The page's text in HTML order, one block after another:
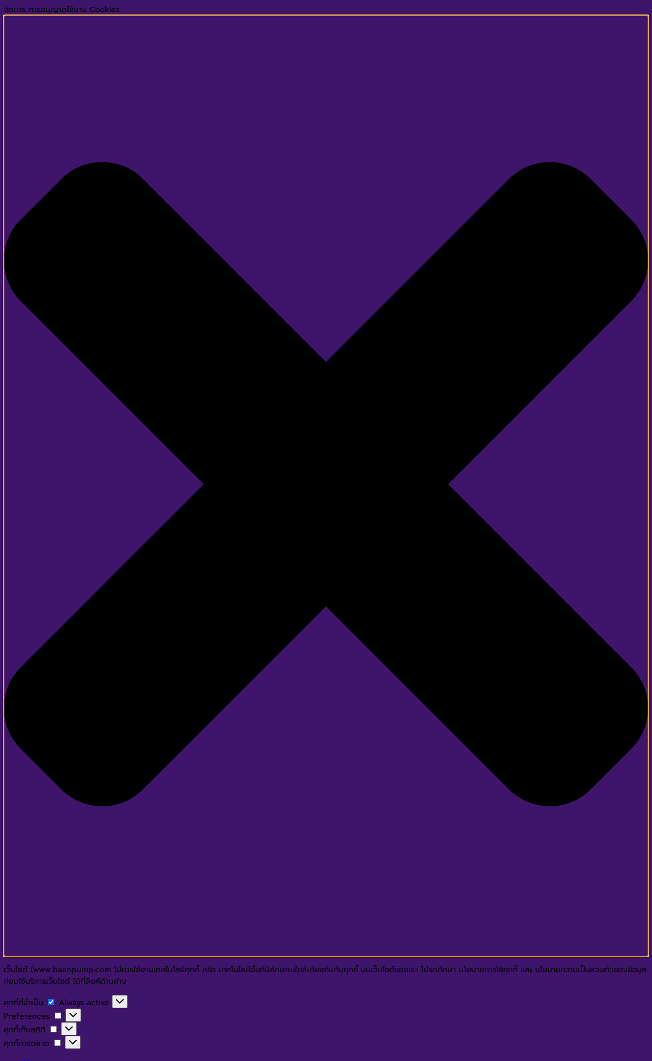
จัดการ การอนุญาตใช้งาน Cookies
เว็บไซต์ (www.baanpump.com )มีการใช้งานเทคโนโลยีคุกกี้ หรือ เทคโนโลยีอื่นที่มีลักษณะใกล้เคียงกันกับคุกกี้ บนเว็บไซต์ของเรา โปรดศึกษา นโยบายการใช้คุกกี้ และ นโยบายความเป็นส่วนตัวของข้อมูล
ก่อนใช้บริการเว็บไซต์ ได้ที่ลิงค์ด้านล่าง
คุกกี้ที่จำเป็น
คุกกี้
ที่
จำเป็น
Always active
Preferences
Preferences
คุกกี้เก็บสถิติ
คุกกี้
เก็บ
สถิติ
คุกกี้การตลาด
คุกกี้
การ